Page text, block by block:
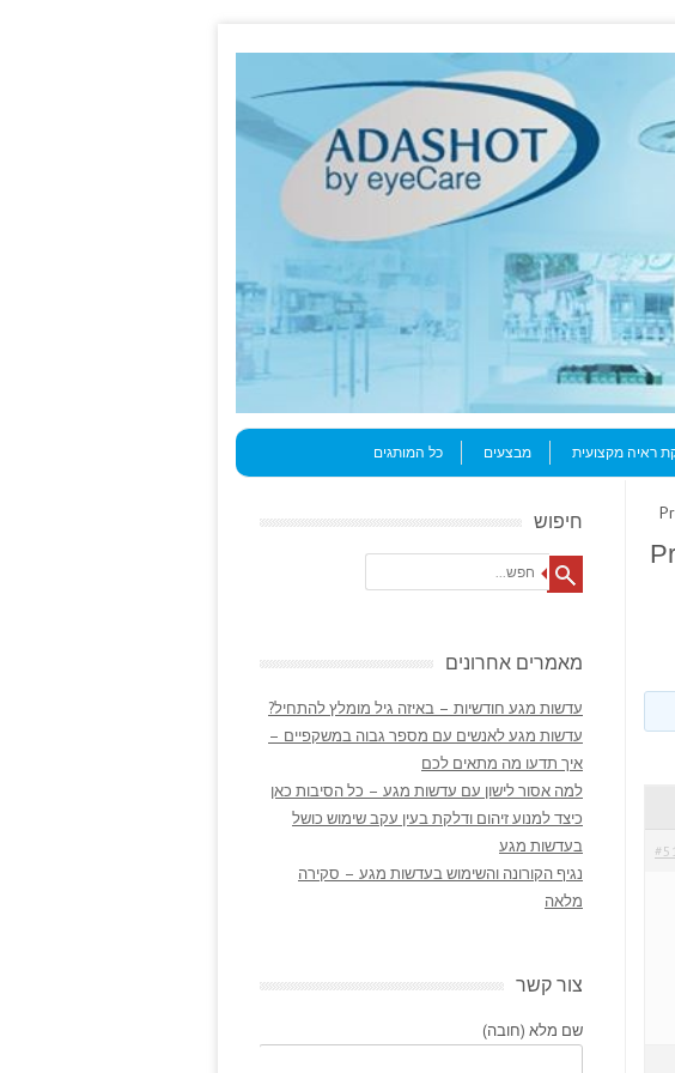
ראיה מקצועית מבצעים כל המותגים
> חיפוש
Search
מאמרים אחרונים
עדשות מגע חודשיות – באיזה גיל מומלץ להתחיל?
עדשות מגע לאנשים עם מספר גבוה במשקפיים –
איך תדעו מה מתאים לכם
למה אסור לישון עם עדשות מגע – כל הסיבות כאן
כיצד למנוע זיהום ודלקת בעין עקב שימוש כושל
בעדשות מגע
נגיף הקורונה והשימוש בעדשות מגע – סקירה
מלאה
צור קשר
שם מלא (חובה)